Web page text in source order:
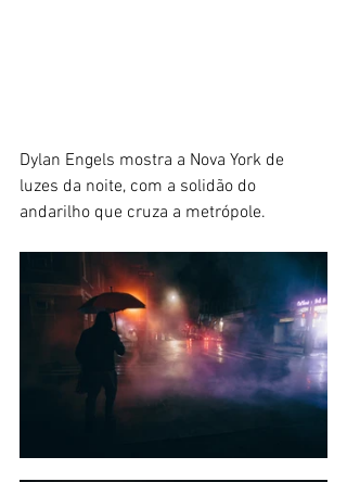
Dylan Engels mostra a Nova York de
luzes da noite, com a solidão do
andarilho que cruza a metrópole.